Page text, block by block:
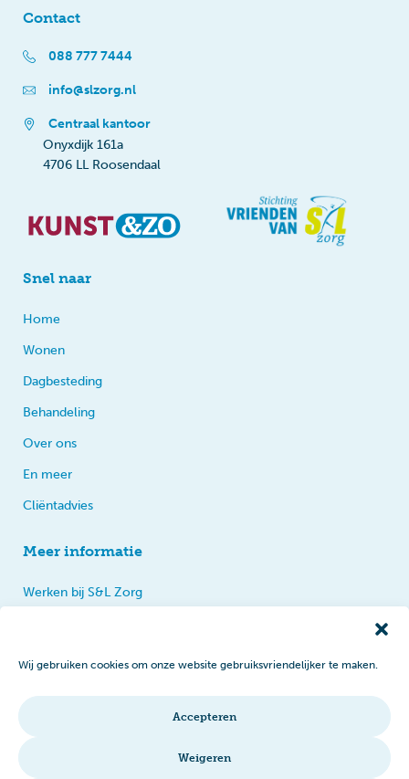
Wij gebruiken cookies om onze website gebruiksvriendelijker te maken.
Accepteren
Weigeren
Contact
088 777 7444
info@slzorg.nl
Centraal kantoor
Onyxdijk 161a
4706 LL Roosendaal
Snel naar
Home
Wonen
Dagbesteding
Behandeling
Over ons
En meer
Cliëntadvies
Meer informatie
Werken bij S&L Zorg
Intranet